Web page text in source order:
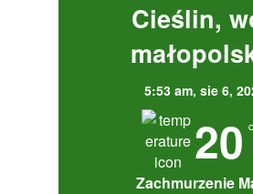
Cieślin,
5:53 am, sie 6,
20
Zachmurzenie